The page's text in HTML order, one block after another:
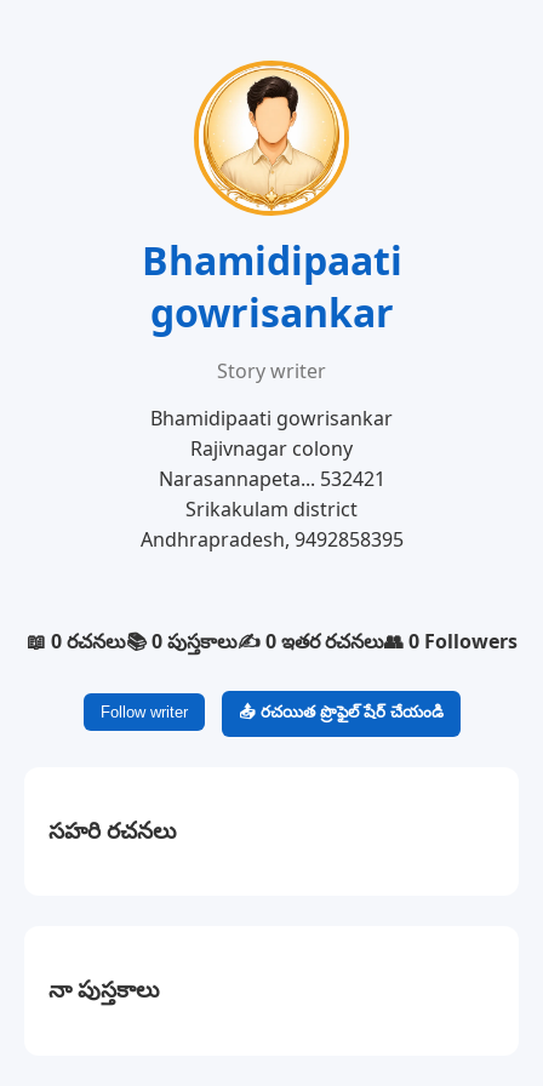
Bhamidipaati
gowrisankar
Story writer
Bhamidipaati gowrisankar
Rajivnagar colony
Narasannapeta... 532421
Srikakulam district
Andhrapradesh, 9492858395
📖 0 రచనలు📚 0 పుస్తకాలు✍️ 0 ఇతర రచనలు👥 0 Followers
Follow writer 📤 రచయిత ప్రొఫైల్ షేర్ చేయండి
సహరి రచనలు
నా పుస్తకాలు